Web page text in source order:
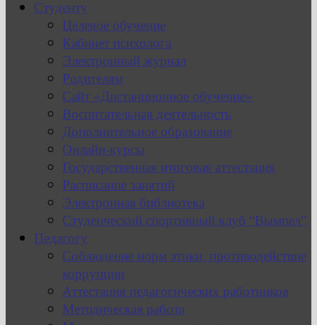
Студенту
Целевое обучение
Кабинет психолога
Электронный журнал
Родителям
Сайт «Дистанционное обучение»
Воспитательная деятельность
Дополнительное образование
Онлайн-курсы
Государственная итоговая аттестация
Расписание занятий
Электронная библиотека
Студенческий спортивный клуб “Вымпел”
Педагогу
Соблюдение норм этики, противодействие
коррупции
Аттестация педагогических работников
Методическая работа